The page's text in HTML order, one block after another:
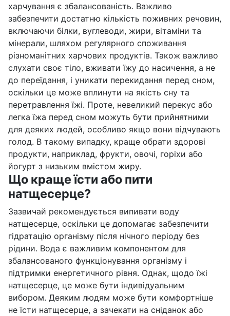
харчування є збалансованість. Важливо
забезпечити достатню кількість поживних речовин,
включаючи білки, вуглеводи, жири, вітаміни та
мінерали, шляхом регулярного споживання
різноманітних харчових продуктів. Також важливо
слухати своє тіло, вживати їжу до насичення, а не
до переїдання, і уникати перекидання перед сном,
оскільки це може вплинути на якість сну та
перетравлення їжі. Проте, невеликий перекус або
легка їжа перед сном можуть бути прийнятними
для деяких людей, особливо якщо вони відчувають
голод. В такому випадку, краще обрати здорові
продукти, наприклад, фрукти, овочі, горіхи або
йогурт з низьким вмістом жиру.
Що краще їсти або пити
натщесерце?
Зазвичай рекомендується випивати воду
натщесерце, оскільки це допомагає забезпечити
гідратацію організму після нічного періоду без
рідини. Вода є важливим компонентом для
збалансованого функціонування організму і
підтримки енергетичного рівня. Однак, щодо їжі
натщесерце, це може бути індивідуальним
вибором. Деяким людям може бути комфортніше
не їсти натщесерце, а зачекати на сніданок або